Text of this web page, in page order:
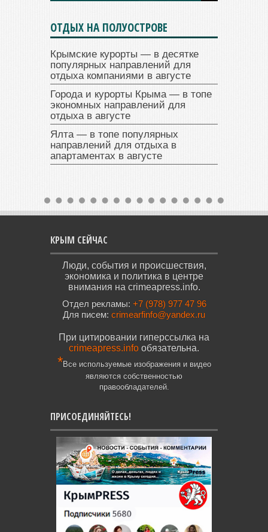
ОТДЫХ НА ПОЛУОСТРОВЕ
Крымские курорты — в десятке
популярных направлений для
отдыха компаниями в августе
Города и курорты Крыма — в топе
экономных направлений для
отдыха в августе
Ялта — в топе популярных
направлений для отдыха в
апартаментах в августе
КРЫМ СЕЙЧАС
Люди, события и происшествия,
экономика и политика в центре
внимания на crimeapress.info.
Отдел рекламы: +7 (978) 977 47 96
Для писем: crimearfinfo@yandex.ru
При цитировании гиперссылка на
crimeapress.info обязательна.
*Все используемые изображения и видео
являются собственностью
правообладателей.
ПРИСОЕДИНЯЙТЕСЬ!